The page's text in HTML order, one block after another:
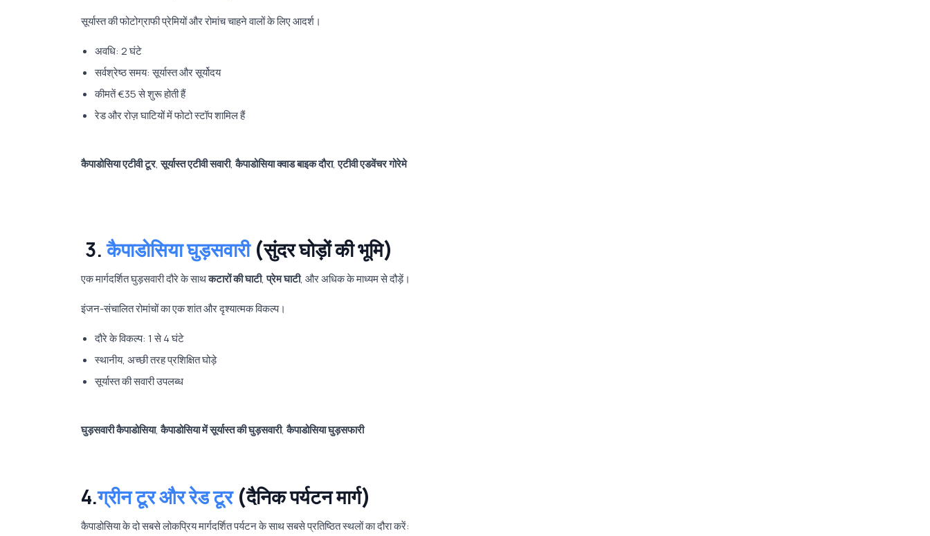
सूर्यास्त की फोटोग्राफी प्रेमियों और रोमांच चाहने वालों के लिए आदर्श।
अवधि: 2 घंटे
सर्वश्रेष्ठ समय: सूर्यास्त और सूर्योदय
कीमतें €35 से शुरू होती हैं
रेड और रोज़ घाटियों में फोटो स्टॉप शामिल हैं
कैपाडोसिया एटीवी टूर,सूर्यास्त एटीवी सवारी,कैपाडोसिया क्वाड बाइक दौरा,एटीवी एडवेंचर गोरेमे
3.कैपाडोसिया घुड़सवारी(सुंदर घोड़ों की भूमि)
एक मार्गदर्शित घुड़सवारी दौरे के साथकटारों की घाटी,प्रेम घाटी, और अधिक के माध्यम से दौड़ें।
इंजन-संचालित रोमांचों का एक शांत और दृश्यात्मक विकल्प।
दौरे के विकल्प: 1 से 4 घंटे
स्थानीय, अच्छी तरह प्रशिक्षित घोड़े
सूर्यास्त की सवारी उपलब्ध
घुड़सवारी कैपाडोसिया,कैपाडोसिया में सूर्यास्त की घुड़सवारी,कैपाडोसिया घुड़सफारी
4.ग्रीन टूर और रेड टूर(दैनिक पर्यटन मार्ग)
कैपाडोसिया के दो सबसे लोकप्रिय मार्गदर्शित पर्यटन के साथ सबसे प्रतिष्ठित स्थलों का दौरा करें: